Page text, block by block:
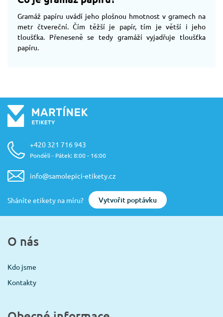
Gramáž papíru uvádí jeho plošnou hmotnost v gramech na
metr čtvereční. Čím těžší je papír, tím je větší i jeho
tloušťka. Přeneseně se tedy gramáží vyjadřuje tloušťka
papíru.
+420 321 716 943
Pondělí - Pátek: 8:00 - 16:00
info@samolepici-etikety.cz
Sháníte etikety na míru? Vytvořit poptávku
O nás
Kdo jsme
Kontakty